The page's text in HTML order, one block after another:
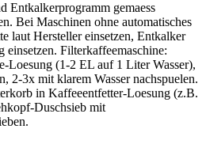
Entkalkerprogramm gemaess
Bei Maschinen ohne automatisches
laut Hersteller einsetzen, Entkalker
einsetzen. Filterkaffeemaschine:
Loesung (1-2 EL auf 1 Liter Wasser),
2-3x mit klarem Wasser nachspuelen.
in Kaffeeentfetter-Loesung (z.B.
Duschsieb mit